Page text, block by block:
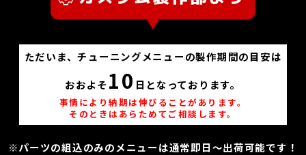
ただいま、チューニングメニューの製作期間の目安は
おおよそ 10 日となっております。
事情により納期は伸びることがあります。
そのときはあらためてご相談します。
※パーツの組込のみのメニューは通常即日～出荷可能です！